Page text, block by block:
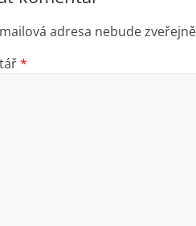
adresa nebude
*